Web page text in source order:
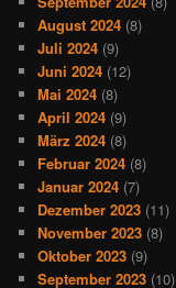
August 2024 (8)
Juli 2024 (9)
Juni 2024 (12)
Mai 2024 (8)
April 2024 (9)
März 2024 (8)
Februar 2024 (8)
Januar 2024 (7)
Dezember 2023 (11)
November 2023 (8)
Oktober 2023 (9)
September 2023 (10)